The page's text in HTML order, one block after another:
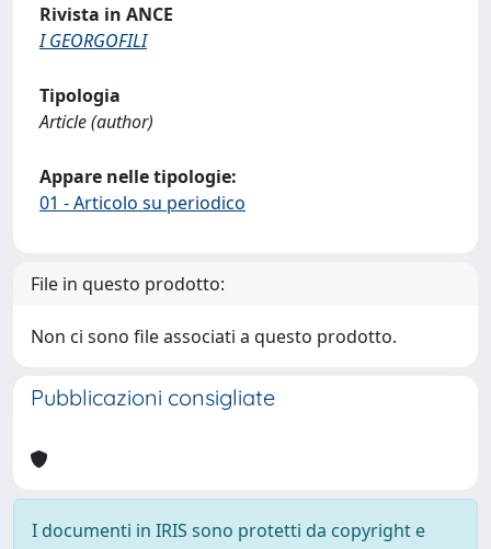
Rivista in ANCE
I GEORGOFILI
Tipologia
Article (author)
Appare nelle tipologie:
01 - Articolo su periodico
File in questo prodotto:
Non ci sono file associati a questo prodotto.
Pubblicazioni consigliate
I documenti in IRIS sono protetti da copyright e